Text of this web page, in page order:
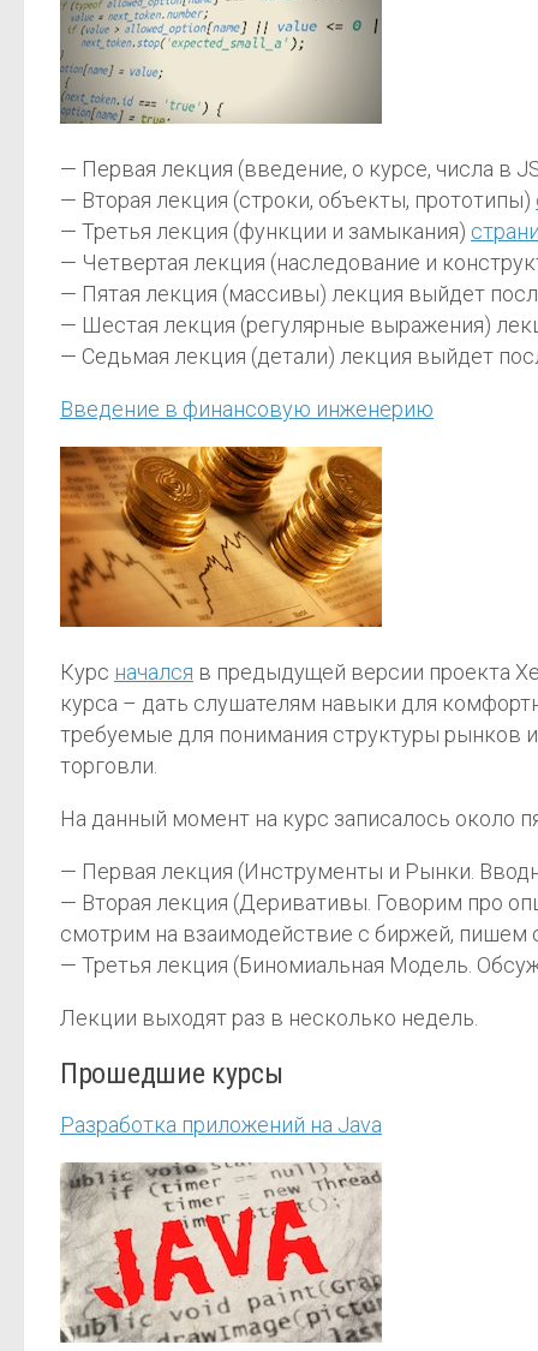
— Первая лекция (введение, о курсе, числа в
— Вторая лекция (строки, объекты, прототипы)
— Третья лекция (функции и замыкания)
— Четвертая лекция (наследование и
— Пятая лекция (массивы) лекция выйдет
— Шестая лекция (регулярные выражения)
— Седьмая лекция (детали) лекция выйдет
Введение в финансовую инженерию
Курс начался в предыдущей версии проекта
курса – дать слушателям навыки для
требуемые для понимания структуры рынков
торговли.
На данный момент на курс записалось около
— Первая лекция (Инструменты и Рынки.
— Вторая лекция (Деривативы. Говорим про
смотрим на взаимодействие с биржей, пишем
— Третья лекция (Биномиальная Модель.
Лекции выходят раз в несколько недель.
Прошедшие курсы
Разработка приложений на Java